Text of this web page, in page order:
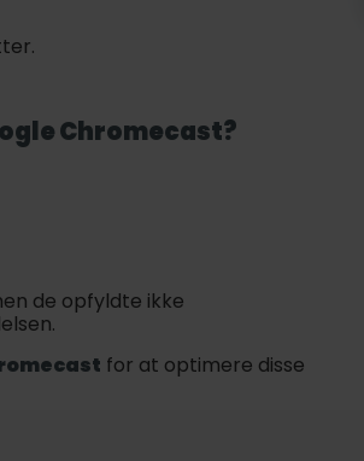
Chromecast?
de opfyldte ikke
for at optimere disse